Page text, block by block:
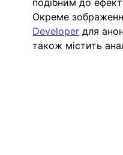
подібним до
Окреме
Developer для
також містить